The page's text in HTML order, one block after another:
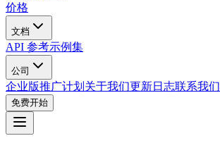
价格
文档
API 参考示例集
公司
企业版推广计划 关于我们更新日志联系我们
免费开始